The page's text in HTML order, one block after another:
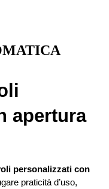
apertura
personalizzati con
praticità d’uso,